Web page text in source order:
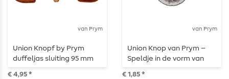
van Prym
Union Knopf by Prym
duffeljas sluiting 95 mm
lichtbruin
€ 4,95 *
van Prym
Union Knop van Prym –
Speldje in de vorm van
een hartje, 18 mm, zilver
€ 1,85 *